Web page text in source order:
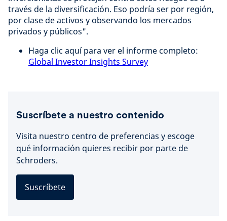
través de la diversificación. Eso podría ser por región,
por clase de activos y observando los mercados
privados y públicos".
Haga clic aquí para ver el informe completo:
Global Investor Insights Survey
Suscríbete a nuestro contenido
Visita nuestro centro de preferencias y escoge
qué información quieres recibir por parte de
Schroders.
Suscríbete